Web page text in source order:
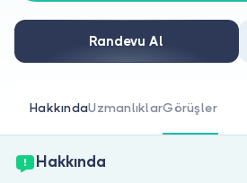
Doktor musunuz?
Randevu Al
HakkındaUzmanlıklarGörüşler
Hakkında